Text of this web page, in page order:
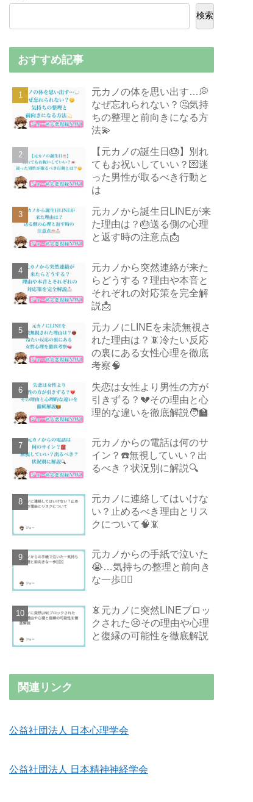
検索
おすすめ記事
元カノの体を思い出す…💭
なぜ忘れられない？🤔気持
ちの整理と前向きになる方
法💫
【元カノの誕生日🎂】別れ
てもお祝いしていい？💌迷
った男性が取るべき行動と
は
元カノから誕生日LINEが来
た理由は？🎂送る側の心理
と返す時の注意点📩
元カノから突然連絡が来た
らどうする？理由や本音と
それぞれの対応策を完全解
説📩
元カノにLINEを未読無視さ
れた理由は？📵冷たい反応
の裏にある女性心理を徹底
考察🧠
失恋は女性より男性の方が
引きずる？💔その理由と心
理的な違いを徹底解説🧑‍🏫
元カノからの電話は何のサ
イン？☎️無視していい？出
るべき？状況別に解説🔍
元カノに連絡してはいけな
い？止めるべき理由とリス
クについて🧠📵
元カノからの手紙で泣いた
😭…気持ちの整理と前向き
な一歩🚶‍♂️
📵元カノに突然LINEブロッ
クされた😢その理由や心理
と復縁の可能性を徹底解説
関連リンク
公益社団法人 日本心理学会
公益社団法人 日本精神神経学会